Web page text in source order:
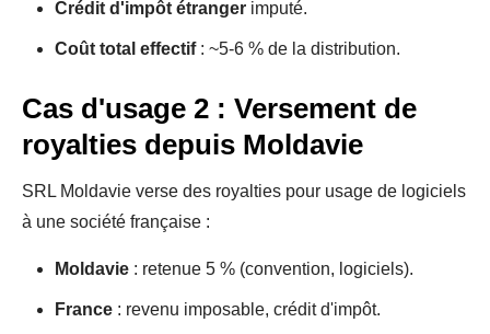
Crédit d'impôt étranger imputé.
Coût total effectif: ~5-6 % de la distribution.
Cas d'usage 2 : Versement de
royalties depuis Moldavie
SRL Moldavie verse des royalties pour usage de logiciels
à une société française :
Moldavie : retenue 5 % (convention, logiciels).
France : revenu imposable, crédit d'impôt.